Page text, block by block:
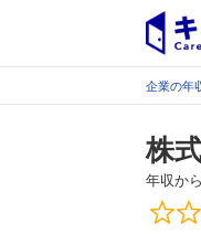
企業の年
株
年収か
総合評